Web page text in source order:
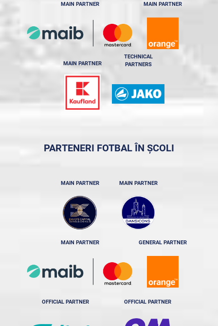
MAIN PARTNER MAIN PARTNER
MAIN PARTNER
TECHNICAL
PARTNERS
PARTENERI FOTBAL ÎN ȘCOLI
MAIN PARTNER MAIN PARTNER
MAIN PARTNER GENERAL PARTNER
OFFICIAL PARTNER OFFICIAL PARTNER